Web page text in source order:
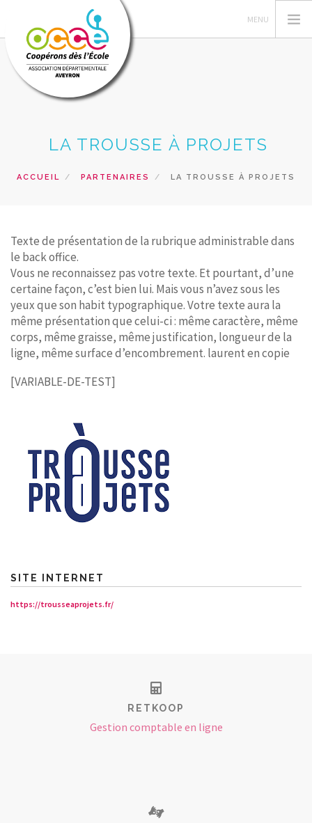
GÉRER SA COOP
RESSOURCES PÉDAGOGIQUES
RECHERCHER
CONTACT
LA TROUSSE À PROJETS
ACCUEIL PARTENAIRES LA TROUSSE À PROJETS
Texte de présentation de la rubrique administrable dans
le back office.
Vous ne reconnaissez pas votre texte. Et pourtant, d’une
certaine façon, c’est bien lui. Mais vous n’avez sous les
yeux que son habit typographique. Votre texte aura la
même présentation que celui-ci : même caractère, même
corps, même graisse, même justification, longueur de la
ligne, même surface d’encombrement. laurent en copie
[VARIABLE-DE-TEST]
SITE INTERNET
https://trousseaprojets.fr/
RETKOOP
Gestion comptable en ligne